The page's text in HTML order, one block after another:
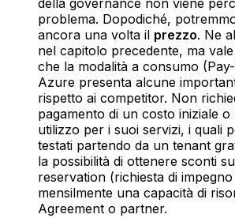
della governance non viene
problema. Dopodiché,
ancora una volta il prezzo. Ne
nel capitolo precedente, ma
che la modalità a consumo
Azure presenta alcune
rispetto ai competitor. Non
pagamento di un costo iniziale
utilizzo per i suoi servizi, i quali
testati partendo da un tenant
la possibilità di ottenere sconti
reservation (richiesta di
mensilmente una capacità di
Agreement o partner.